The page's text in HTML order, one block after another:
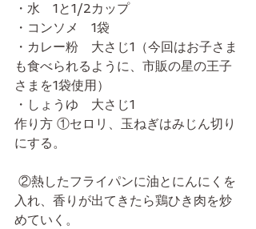
・水　1と1/2カップ
・コンソメ　1袋
・カレー粉　大さじ1（今回はお子さま
も食べられるように、市販の星の王子
さまを1袋使用）
・しょうゆ　大さじ1
作り方 ①セロリ、玉ねぎはみじん切り
にする。
②熱したフライパンに油とにんにくを
入れ、香りが出てきたら鶏ひき肉を炒
めていく。